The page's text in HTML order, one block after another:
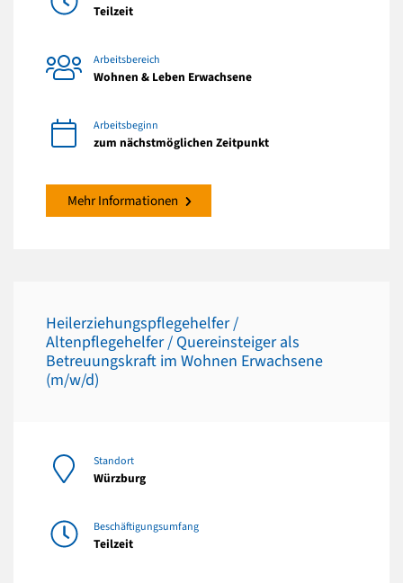
Teilzeit
Arbeitsbereich
Wohnen & Leben Erwachsene
Arbeitsbeginn
zum nächstmöglichen Zeitpunkt
Mehr Informationen
Heilerziehungspflegehelfer /
Altenpflegehelfer / Quereinsteiger als
Betreuungskraft im Wohnen Erwachsene
(m/w/d)
Standort
Würzburg
Beschäftigungsumfang
Teilzeit